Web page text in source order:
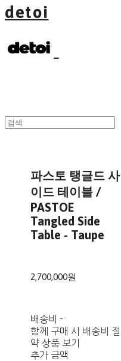
detoi
파스토 탱글드 사
이드 테이블 /
PASTOE
Tangled Side
Table - Taupe
2,700,000원
배송비 -
함께 구매 시 배송비 절
약 상품 보기
추가 금액